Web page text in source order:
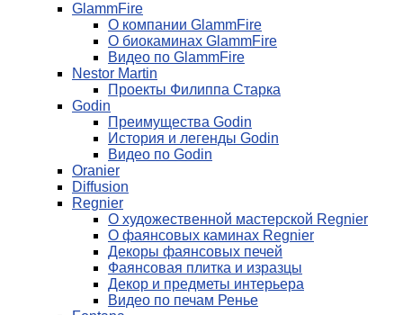
GlammFire
О компании GlammFire
О биокаминах GlammFire
Видео по GlammFire
Nestor Martin
Проекты Филиппа Старка
Godin
Преимущества Godin
История и легенды Godin
Видео по Godin
Oranier
Diffusion
Regnier
О художественной мастерской Regnier
О фаянсовых каминах Regnier
Декоры фаянсовых печей
Фаянсовая плитка и изразцы
Декор и предметы интерьера
Видео по печам Ренье